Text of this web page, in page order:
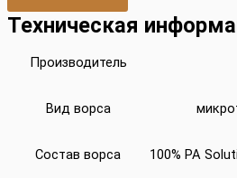
Техническая
Производитель
Вид ворса
Состав ворса 100% PA